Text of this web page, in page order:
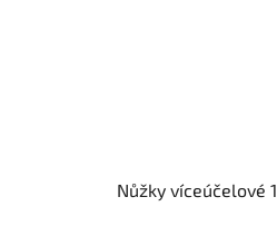
Nůžky víceúčelové